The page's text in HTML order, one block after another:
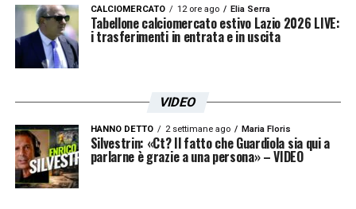
La carta Cyril Ngonge per sbloccare
l’affare Mario Gila
delle discussioni potrebbe finire un altro
profilo di assoluto spessore tecnico. Si
tratta dell’esterno offensivo belgaCyril
Ngonge, un elemento che era già stato
CALCIOMERCATO 12 ore ago Elia Serra
Tabellone calciomercato estivo Lazio 2026 LIVE:
i trasferimenti in entrata e in uscita
VIDEO
HANNO DETTO 2 settimane ago Maria Floris
Silvestrin: «Ct? Il fatto che Guardiola sia qui a
parlarne è grazie a una persona» – VIDEO